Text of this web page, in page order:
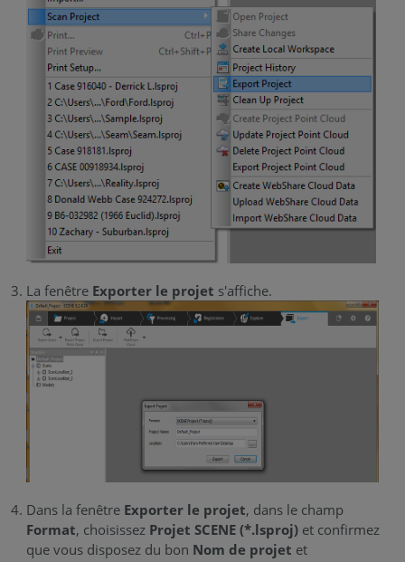
La fenêtre Exporter le projet s'affiche.
Dans la fenêtre Exporter le projet, dans le champ
Format, choisissez Projet SCENE (*.lsproj) et confirmez
que vous disposez du bon Nom de projet et